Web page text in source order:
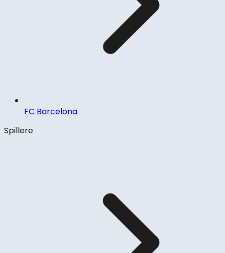
FC Barcelona
Spillere